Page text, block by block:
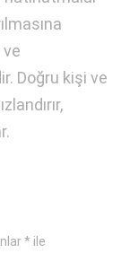
ve
Doğru kişi ve
* ile